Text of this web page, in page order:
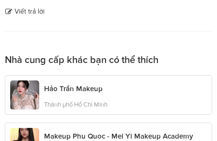
Viết trả lời
Nhà cung cấp khác bạn có thể thích
Hảo Trần Makeup
Thành phố Hồ Chí Minh
Makeup Phu Quoc - Mei Yi Makeup Academy